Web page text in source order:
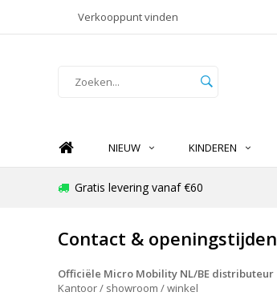
Verkooppunt vinden
NIEUW KINDEREN
Gratis levering vanaf €60
Contact & openingstijden
Officiële Micro Mobility NL/BE distributeur
Kantoor / showroom / winkel